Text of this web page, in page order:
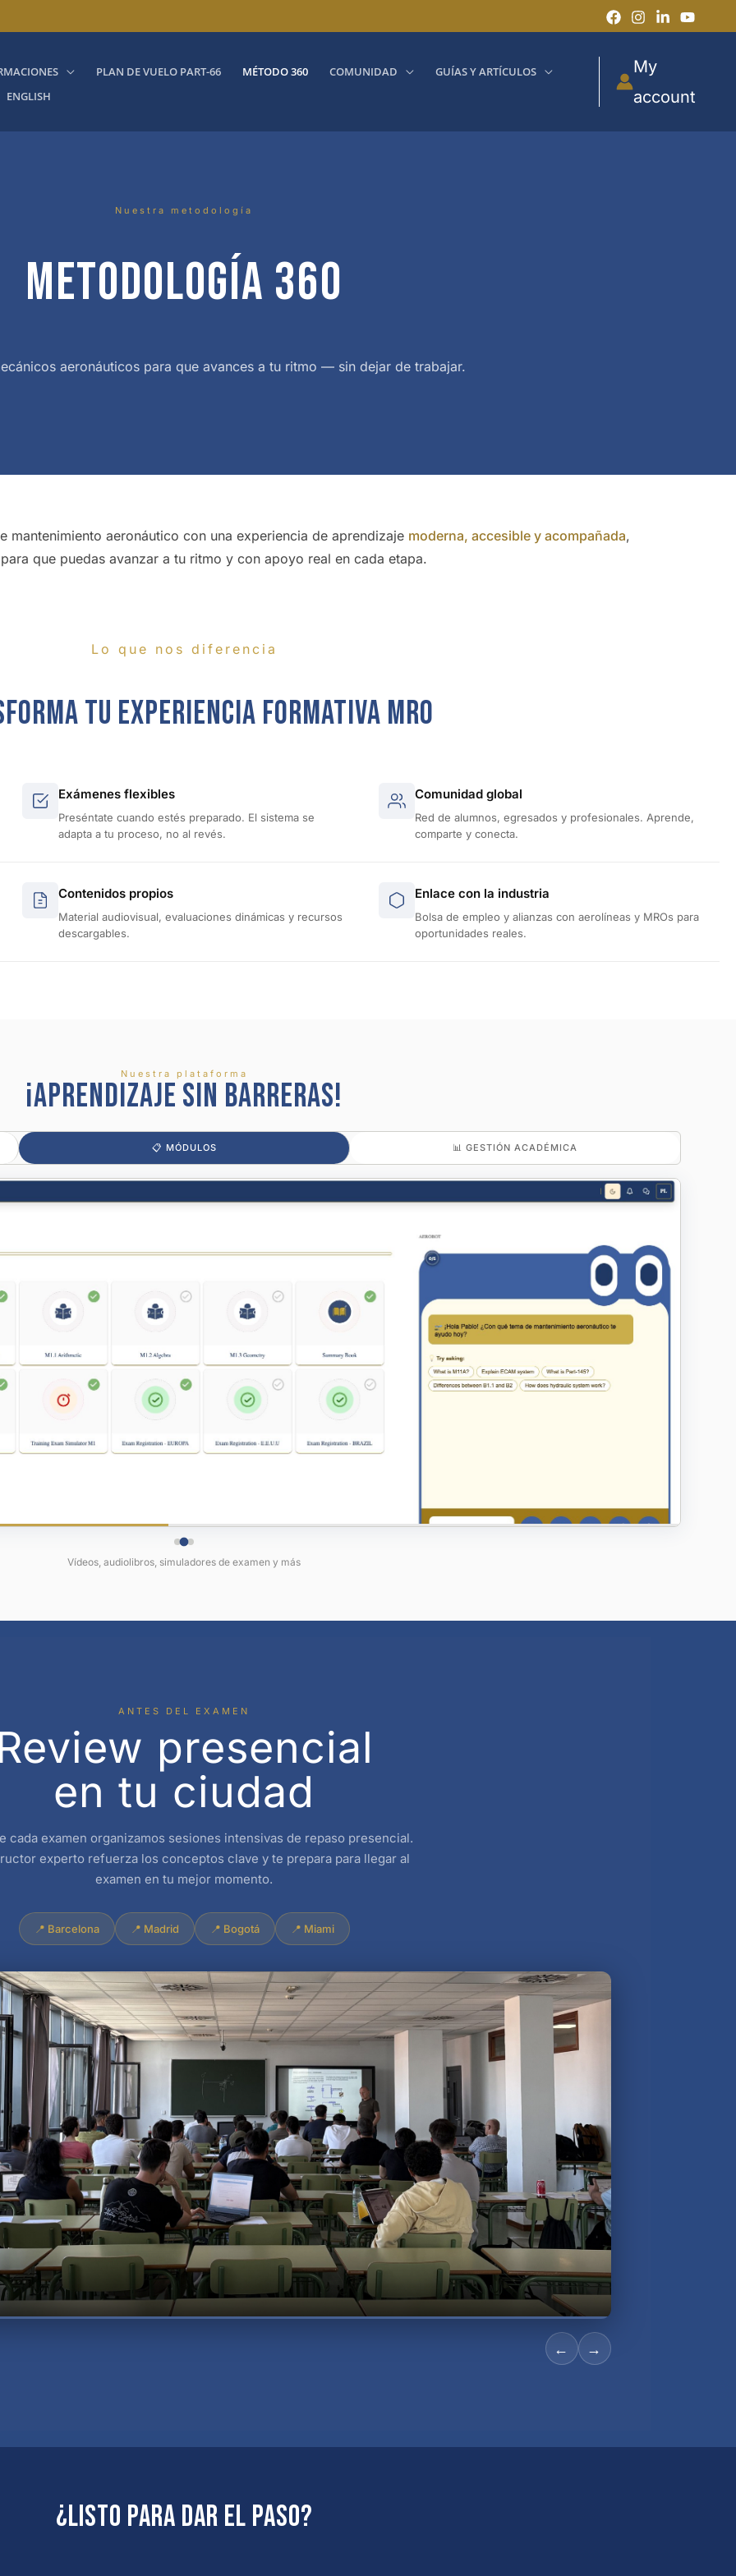
PLAN DE VUELO PART-66 MÉTODO 360 COMUNIDAD
GUÍAS Y ARTÍCULOS
ENGLISH
My
account
Nuestra metodología
METODOLOGÍA 360
aeronáuticos para que avances a tu ritmo — sin dejar de trabajar.
mantenimiento aeronáutico con una experiencia de aprendizaje moderna, accesible y acompañada,
que puedas avanzar a tu ritmo y con apoyo real en cada etapa.
Lo que nos diferencia
tu experiencia formativa MRO
Exámenes flexibles
Preséntate cuando estés preparado. El sistema se
adapta a tu proceso, no al revés.
Comunidad global
Red de alumnos, egresados y profesionales. Aprende,
comparte y conecta.
Contenidos propios
Material audiovisual, evaluaciones dinámicas y recursos
descargables.
Enlace con la industria
Bolsa de empleo y alianzas con aerolíneas y MROs para
oportunidades reales.
Nuestra plataforma
¡Aprendizaje sin barreras!
📋 MÓDULOS 📊 GESTIÓN ACADÉMICA
Vídeos, audiolibros, simuladores de examen y más
ANTES DEL EXAMEN
presencial
en tu ciudad
cada examen organizamos sesiones intensivas de repaso presencial.
experto refuerza los conceptos clave y te prepara para llegar al
examen en tu mejor momento.
📍 Barcelona 📍 Madrid 📍 Bogotá 📍 Miami
← →
¿Listo para dar el paso?